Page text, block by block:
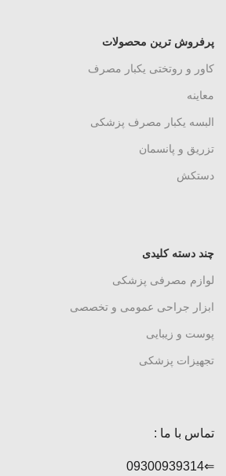
پرفروش ترین محصولات
کاور و روتختی یکبار مصرف
معاینه
البسه یکبار مصرف پزشکی
تزریق و پانسمان
دستکش
چند دسته کلیدی
لوازم مصرفی پزشکی
ابزار جراحی عمومی و تخصصی
پوست و زیبایی
تجهیزات پزشکی
تماس با ما :
⇐09300939314